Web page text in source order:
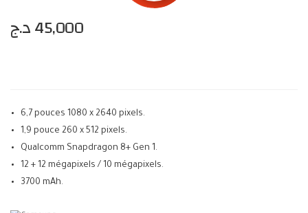
45,000د.ج
6,7 pouces 1080 x 2640 pixels.
1,9 pouce 260 x 512 pixels.
Qualcomm Snapdragon 8+ Gen 1.
12 + 12 mégapixels / 10 mégapixels.
3700 mAh.